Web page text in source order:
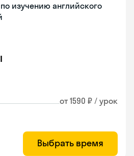
изучению английского
от 1590 ₽ / урок
Выбрать время